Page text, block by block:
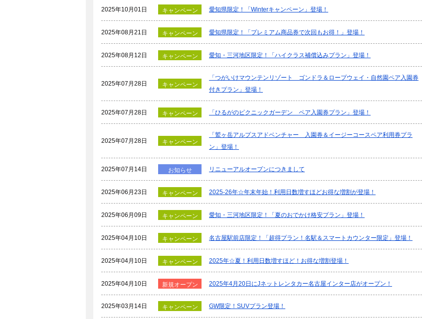
2025年10月01日 キャンペーン 愛知県限定！「Winterキャンペーン」登場！
2025年08月21日 キャンペーン 愛知県限定！「プレミアム商品券で次回もお得！」登場！
2025年08月12日 キャンペーン 愛知・三河地区限定！「ハイクラス補償込みプラン」登場！
2025年07月28日 キャンペーン
「つがいけマウンテンリゾート ゴンドラ＆ロープウェイ・自然園ペア入園券
付きプラン」登場！
2025年07月28日 キャンペーン 「ひるがのピクニックガーデン ペア入園券プラン」登場！
2025年07月28日 キャンペーン
「鷲ヶ岳アルプスアドベンチャー 入園券＆イージーコースペア利用券プラ
ン」登場！
2025年07月14日 お知らせ リニューアルオープンにつきまして
2025年06月23日 キャンペーン 2025-26年☆年末年始！利用日数増すほどお得な増割が登場！
2025年06月09日 キャンペーン 愛知・三河地区限定！「夏のおでかけ格安プラン」登場！
2025年04月10日 キャンペーン 名古屋駅前店限定！「超得プラン！名駅＆スマートカウンター限定」登場！
2025年04月10日 キャンペーン 2025年☆夏！利用日数増すほど！お得な増割登場！
2025年04月10日 新規オープン 2025年4月20日にJネットレンタカー名古屋インター店がオープン！
2025年03月14日 キャンペーン GW限定！SUVプラン登場！